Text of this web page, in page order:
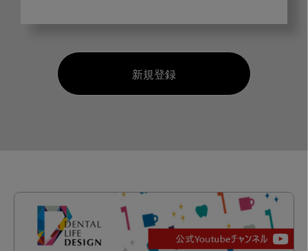
新規登録